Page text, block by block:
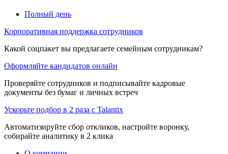
Полный день
Корпоративная поддержка сотрудников
Какой соцпакет вы предлагаете семейным сотрудникам?
Оформляйте кандидатов онлайн
Проверяйте сотрудников и подписывайте кадровые
документы без бумаг и личных встреч
Ускорьте подбор в 2 раза с Talantix
Автоматизируйте сбор откликов, настройте воронку,
собирайте аналитику в 2 клика